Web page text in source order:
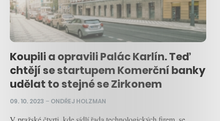
Koupili a opravili Palác Karlín. Teď
chtějí se startupem Komerční banky
udělat to stejné se Zirkonem
09. 10. 2023 – ONDŘEJ HOLZMAN